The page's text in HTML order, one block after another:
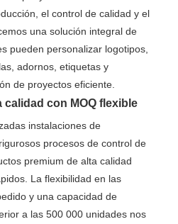
el control de calidad y el
una solución integral de
pueden personalizar logotipos,
adornos, etiquetas y
de proyectos eficiente.
con MOQ flexible
instalaciones de
procesos de control de
premium de alta calidad
La flexibilidad en las
y una capacidad de
a las 500 000 unidades nos